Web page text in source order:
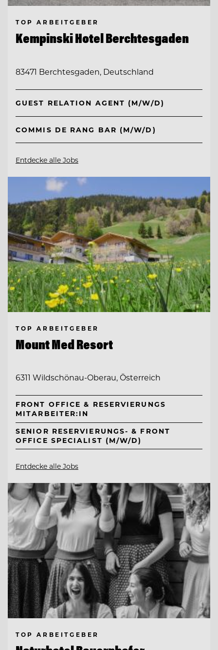
TOP ARBEITGEBER
Kempinski Hotel Berchtesgaden
83471 Berchtesgaden, Deutschland
GUEST RELATION AGENT (M/W/D)
COMMIS DE RANG BAR (M/W/D)
Entdecke alle Jobs
TOP ARBEITGEBER
Mount Med Resort
6311 Wildschönau-Oberau, Österreich
FRONT OFFICE & RESERVIERUNGS
MITARBEITER:IN
SENIOR RESERVIERUNGS- & FRONT
OFFICE SPECIALIST (M/W/D)
Entdecke alle Jobs
TOP ARBEITGEBER